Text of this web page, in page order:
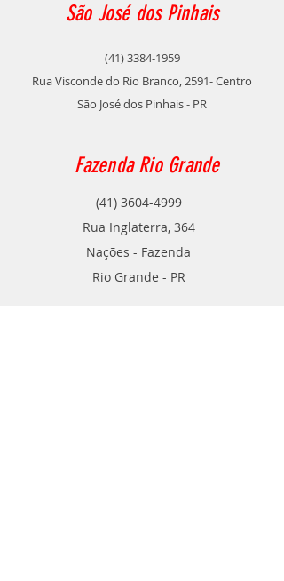
São José dos Pinhais
(41) 3384-1959
Rua Visconde do Rio Branco, 2591- Centro
São José dos Pinhais - PR
Fazenda Rio Grande
(41) 3604-4999
Rua Inglaterra, 364
Nações - Fazenda
Rio Grande - PR